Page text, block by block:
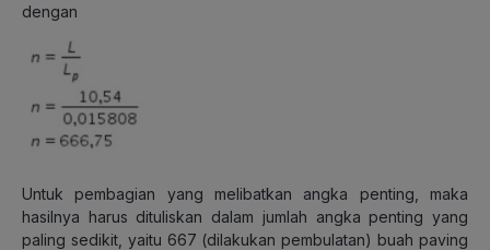
dengan
Untuk pembagian yang melibatkan angka penting, maka
hasilnya harus dituliskan dalam jumlah angka penting yang
paling sedikit, yaitu 667 (dilakukan pembulatan) buah paving